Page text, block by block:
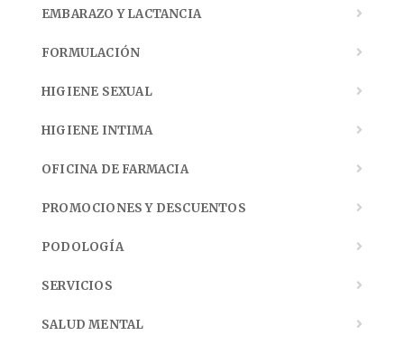
EMBARAZO Y LACTANCIA
FORMULACIÓN
HIGIENE SEXUAL
HIGIENE INTIMA
OFICINA DE FARMACIA
PROMOCIONES Y DESCUENTOS
PODOLOGÍA
SERVICIOS
SALUD MENTAL